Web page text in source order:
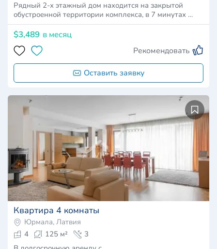
Рядный 2-х этажный дом находится на закрытой
обустроенной территории комплекса, в 7 минутах …
$3,489 в месяц
Рекомендовать
Оставить заявку
Квартира 4 комнаты
Юрмала, Латвия
4
125 м²
3